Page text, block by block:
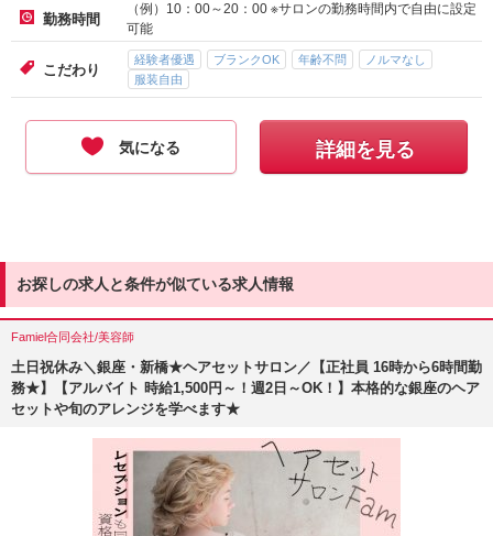
勤務時間
（例）10：00～20：00 ※サロンの勤務時間内で自由に設定
可能
こだわり
経験者優遇 ブランクOK 年齢不問
ノルマなし
服装自由
気になる 詳細を見る
お探しの求人と条件が似ている求人情報
Famiel合同会社/美容師
土日祝休み＼銀座・新橋★ヘアセットサロン／【正社員 16時から6時間勤
務★】【アルバイト 時給1,500円～！週2日～OK！】本格的な銀座のヘア
セットや旬のアレンジを学べます★